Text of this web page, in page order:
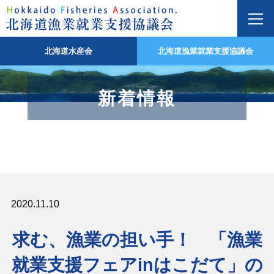
北海道水産会 北海道漁業就業支援協議会
新着情報
2020.11.10
求む、漁業の担い手！ 「漁業
就業支援フェアinはこだて」の